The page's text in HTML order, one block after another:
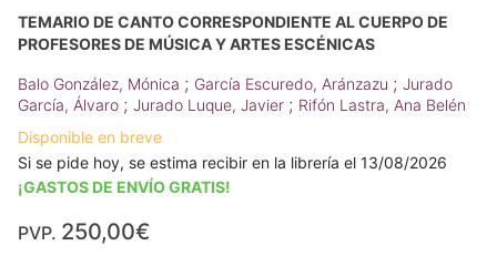
TEMARIO DE CANTO CORRESPONDIENTE AL CUERPO DE
PROFESORES DE MÚSICA Y ARTES ESCÉNICAS
Balo González, Mónica ; García Escuredo, Aránzazu ; Jurado
García, Álvaro ; Jurado Luque, Javier ; Rifón Lastra, Ana Belén
Disponible en breve
Si se pide hoy, se estima recibir en la librería el 13/08/2026
¡GASTOS DE ENVÍO GRATIS!
PVP. 250,00€